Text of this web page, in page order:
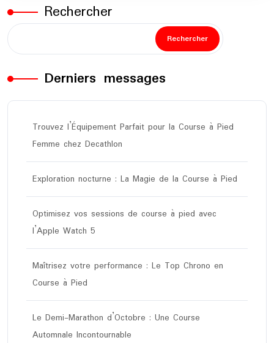
Rechercher
Rechercher
Derniers messages
Trouvez l’Équipement Parfait pour la Course à Pied
Femme chez Decathlon
Exploration nocturne : La Magie de la Course à Pied
Optimisez vos sessions de course à pied avec
l’Apple Watch 5
Maîtrisez votre performance : Le Top Chrono en
Course à Pied
Le Demi-Marathon d’Octobre : Une Course
Automnale Incontournable